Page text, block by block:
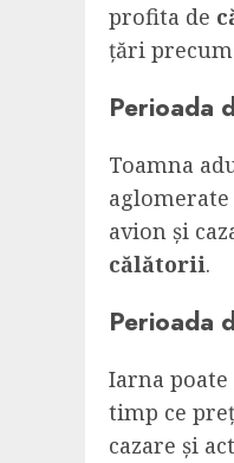
profita de
țări
Perioada
Toamna
avion și
călătorii.
Perioada
Iarna
timp ce
cazare și